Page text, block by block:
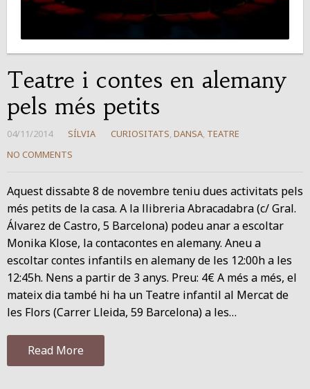
Teatre i contes en alemany
pels més petits
04/11/2014 SÍLVIA CURIOSITATS, DANSA, TEATRE
NO COMMENTS
Aquest dissabte 8 de novembre teniu dues activitats pels
més petits de la casa. A la llibreria Abracadabra (c/ Gral.
Álvarez de Castro, 5 Barcelona) podeu anar a escoltar
Monika Klose, la contacontes en alemany. Aneu a
escoltar contes infantils en alemany de les 12:00h a les
12:45h. Nens a partir de 3 anys. Preu: 4€ A més a més, el
mateix dia també hi ha un Teatre infantil al Mercat de
les Flors (Carrer Lleida, 59 Barcelona) a les…
Read More